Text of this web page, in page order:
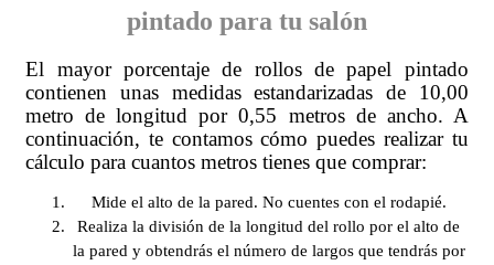
pintado para tu salón
El mayor porcentaje de rollos de papel pintado
contienen unas medidas estandarizadas de 10,00
metro de longitud por 0,55 metros de ancho. A
continuación, te contamos cómo puedes realizar tu
cálculo para cuantos metros tienes que comprar:
Mide el alto de la pared. No cuentes con el rodapié.
Realiza la división de la longitud del rollo por el alto de
la pared y obtendrás el número de largos que tendrás por